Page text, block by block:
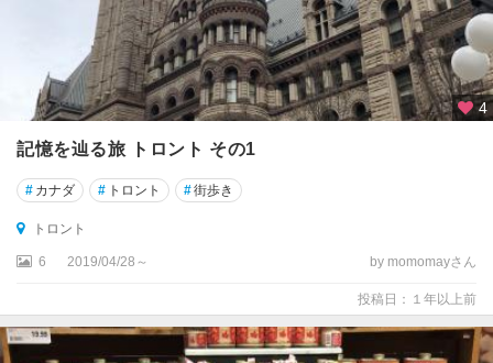
州
ノ
ス
コ
州
4
記憶を辿る旅 トロント その1
# カナダ # トロント #街歩き
トロント
6 2019/04/28～ by momomayさん
投稿日：１年以上前